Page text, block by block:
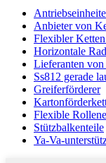
Anbieter von
Flexibler
Horizontale
Lieferanten von
Ss812 gerade
Greiferförderer
Flexible
Stützbalkenteile
Ya-Va-